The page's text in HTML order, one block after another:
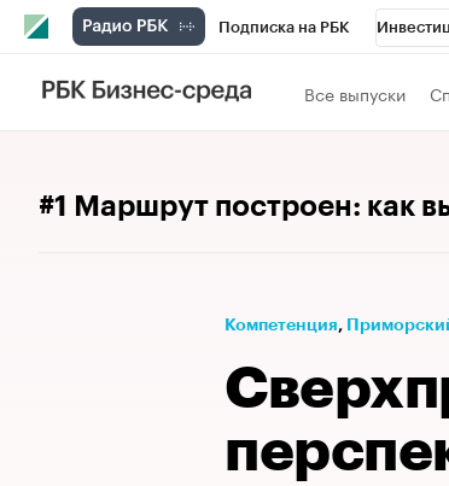
Подписка на РБК
Телеканал
Кредитные
Все выпуски
#1 Маршрут построен: как
Компетенция⁠,